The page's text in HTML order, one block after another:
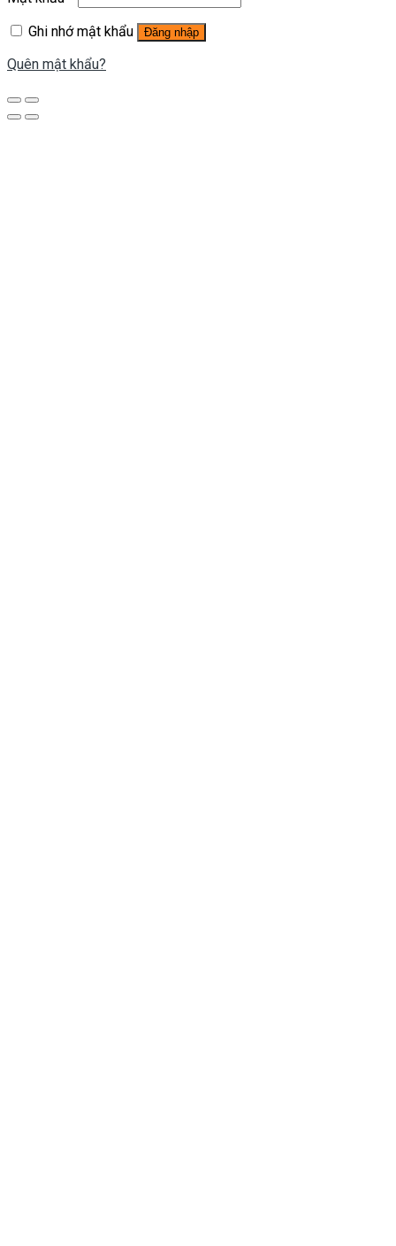
Ghi nhớ mật khẩu
Đăng nhập
Quên mật khẩu?